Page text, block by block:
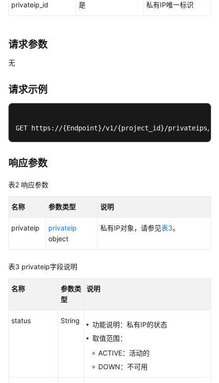
VPC
配
IP
私
有
-
CreatePrivateip
查
privateip_id 是 私有IP唯一标识
请求参数
无
请求示例
GET https://{Endpoint}/v1/{project_id}/privateips/
响应参数
表2 响应参数
名称 参数类型 说明
privateip
privateip
object
私有IP对象，请参见表3。
表3 privateip字段说明
名称
参数类
型
说明
status String
功能说明：私有IP的状态
取值范围：
ACTIVE：活动的
DOWN：不可用